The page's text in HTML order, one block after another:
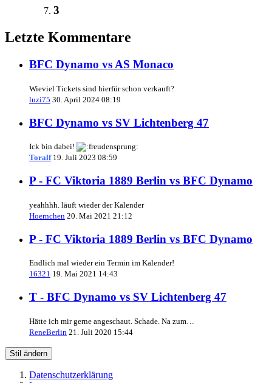
3
Letzte Kommentare
BFC Dynamo vs AS Monaco
Wieviel Tickets sind hierfür schon verkauft?
luzi75 30. April 2024 08:19
BFC Dynamo vs SV Lichtenberg 47
Ick bin dabei!
Toralf 19. Juli 2023 08:59
P - FC Viktoria 1889 Berlin vs BFC Dynamo
yeahhhh. läuft wieder der Kalender
Hoernchen 20. Mai 2021 21:12
P - FC Viktoria 1889 Berlin vs BFC Dynamo
Endlich mal wieder ein Termin im Kalender!
16321 19. Mai 2021 14:43
T - BFC Dynamo vs SV Lichtenberg 47
Hätte ich mir gerne angeschaut. Schade. Na zum…
ReneBerlin 21. Juli 2020 15:44
Stil ändern
Datenschutzerklärung